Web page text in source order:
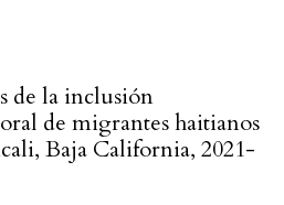
de la inclusión
de migrantes haitianos
Baja California, 2021-